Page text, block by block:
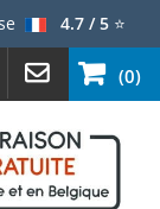
4.7 / 5⭐
(0)